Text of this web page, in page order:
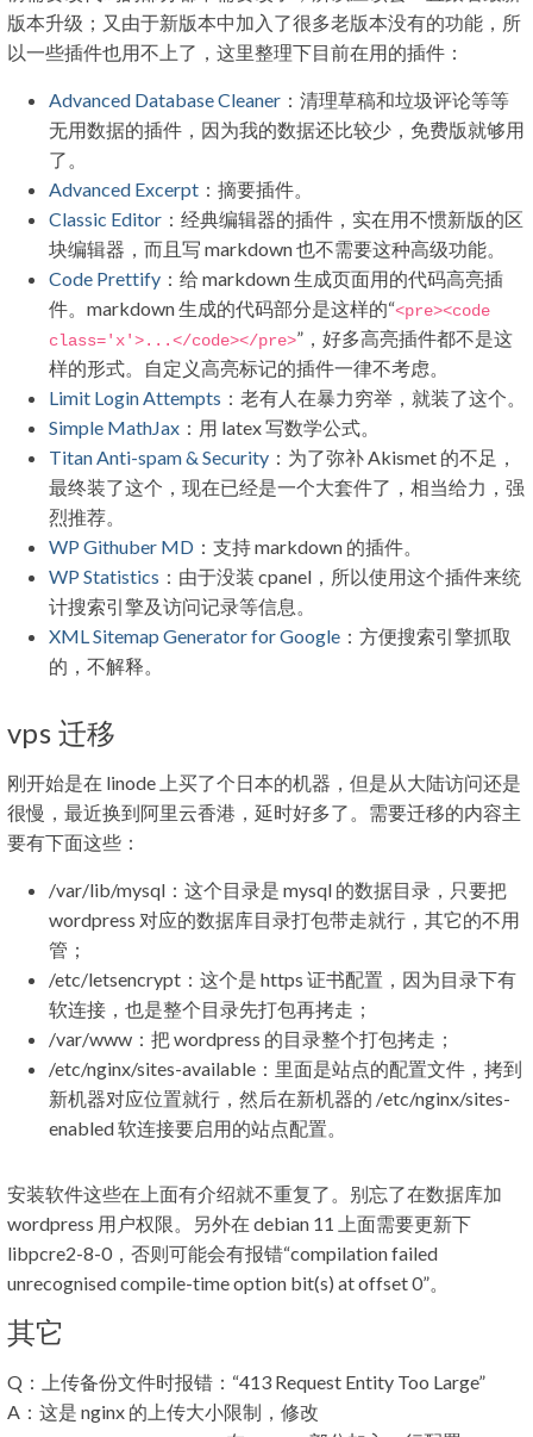
版本升级；又由于新版本中加入了很多老版本没有的功能，所
以一些插件也用不上了，这里整理下目前在用的插件：
Advanced Database Cleaner ：清理草稿和垃圾评论等等
无用数据的插件，因为我的数据还比较少，免费版就够用
了。
Advanced Excerpt ：摘要插件。
Classic Editor ：经典编辑器的插件，实在用不惯新版的区
块编辑器，而且写 markdown 也不需要这种高级功能。
Code Prettify ：给 markdown 生成页面用的代码高亮插
件。markdown 生成的代码部分是这样的“<pre><code
class='x'>...</code></pre>”，好多高亮插件都不是这
样的形式。自定义高亮标记的插件一律不考虑。
Limit Login Attempts ：老有人在暴力穷举，就装了这个。
Simple MathJax ：用 latex 写数学公式。
Titan Anti-spam & Security ：为了弥补 Akismet 的不足，
最终装了这个，现在已经是一个大套件了，相当给力，强
烈推荐。
WP Githuber MD ：支持 markdown 的插件。
WP Statistics ：由于没装 cpanel，所以使用这个插件来统
计搜索引擎及访问记录等信息。
XML Sitemap Generator for Google ：方便搜索引擎抓取
的，不解释。
vps 迁移
刚开始是在 linode 上买了个日本的机器，但是从大陆访问还是
很慢，最近换到阿里云香港，延时好多了。需要迁移的内容主
要有下面这些：
/var/lib/mysql：这个目录是 mysql 的数据目录，只要把
wordpress 对应的数据库目录打包带走就行，其它的不用
管；
/etc/letsencrypt：这个是 https 证书配置，因为目录下有
软连接，也是整个目录先打包再拷走；
/var/www：把 wordpress 的目录整个打包拷走；
/etc/nginx/sites-available：里面是站点的配置文件，拷到
新机器对应位置就行，然后在新机器的 /etc/nginx/sites-
enabled 软连接要启用的站点配置。
安装软件这些在上面有介绍就不重复了。别忘了在数据库加
wordpress 用户权限。另外在 debian 11 上面需要更新下
libpcre2-8-0，否则可能会有报错“compilation failed
unrecognised compile-time option bit(s) at offset 0”。
其它
Q：上传备份文件时报错：“413 Request Entity Too Large”
A：这是 nginx 的上传大小限制，修改